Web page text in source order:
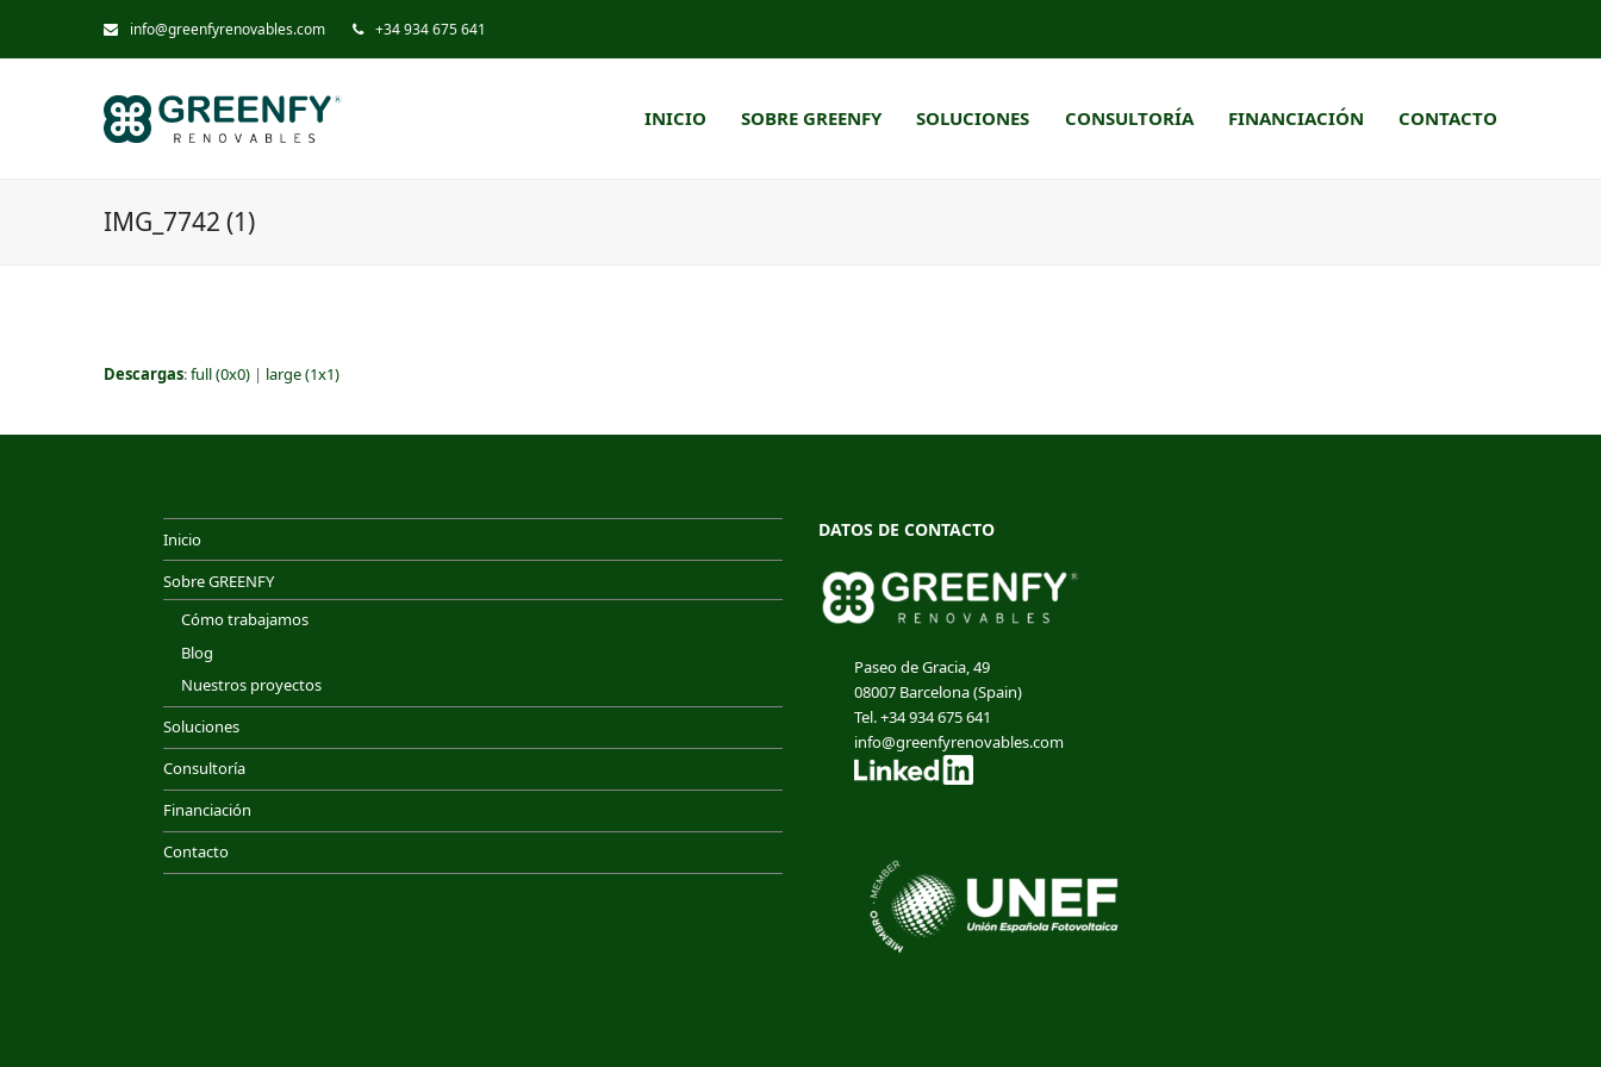
info@greenfyrenovables.com +34 934 675 641
INICIO SOBRE GREENFY SOLUCIONES CONSULTORÍA FINANCIACIÓN CONTACTO
IMG_7742 (1)
Descargas:full (0x0) | large (1x1)
Inicio
Sobre GREENFY
Cómo trabajamos
Blog
Nuestros proyectos
Soluciones
Consultoría
Financiación
Contacto
DATOS DE CONTACTO
Paseo de Gracia, 49
08007 Barcelona (Spain)
Tel. +34 934 675 641
info@greenfyrenovables.com